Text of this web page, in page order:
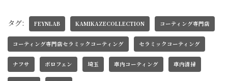
タグ: FEYNLAB KAMIKAZECOLLECTION コーティング専門店
コーティング専門店セラミックコーティング セラミックコーティング
ナフサ ボロフェン 埼玉 車内コーティング 車内清掃